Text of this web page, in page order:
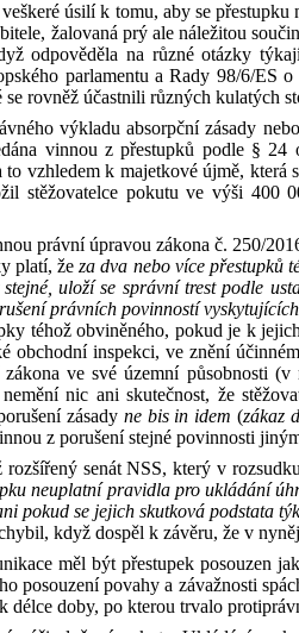
úsilí k tomu, aby se přestupku
žalovaná prý ale náležitou
odpověděla na různé otázky
parlamentu a Rady 98/6/ESo
rovněž účastnili různých kulatých
výkladu absorpční zásady
vinnou z přestupků podle § 24
to vzhledem k majetkové újmě, která
stěžovatelce pokutu ve výši 400
právní úpravou zákona č. 250/
platí, žeza dva nebo více přestupků
uloží se správní trest podle
právních povinností
téhož obviněného, pokud je k
obchodní inspekci, ve znění
zákona ve své územní působnosti (v
nic ani skutečnost, že
zásady ne bis in idem (zákaz
z porušení stejné povinnosti
rozšířený senát NSS, který v
neuplatní pravidla pro ukládání
pokud se jejich skutková podstata
když dospěl k závěru, že v
měl být přestupek posouzen
posouzení povahya závažnosti
délce doby, po kterou trvalo